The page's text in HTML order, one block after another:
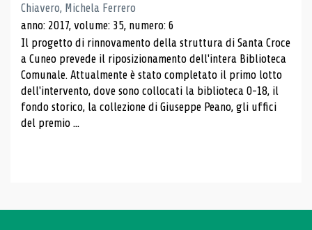
Chiavero, Michela Ferrero
anno: 2017, volume: 35, numero: 6
Il progetto di rinnovamento della struttura di Santa Croce
a Cuneo prevede il riposizionamento dell'intera Biblioteca
Comunale. Attualmente è stato completato il primo lotto
dell'intervento, dove sono collocati la biblioteca 0-18, il
fondo storico, la collezione di Giuseppe Peano, gli uffici
del premio ...